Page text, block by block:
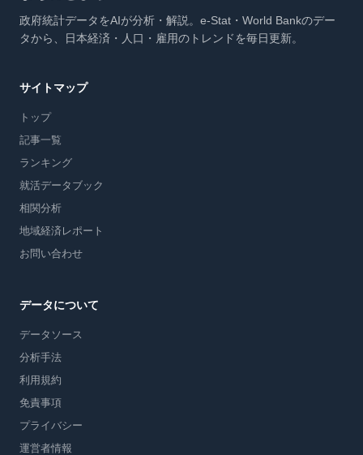
政府統計データをAIが分析・解説。e-Stat・World Bankのデー
タから、日本経済・人口・雇用のトレンドを毎日更新。
サイトマップ
トップ
記事一覧
ランキング
就活データブック
相関分析
地域経済レポート
お問い合わせ
データについて
データソース
分析手法
利用規約
免責事項
プライバシー
運営者情報